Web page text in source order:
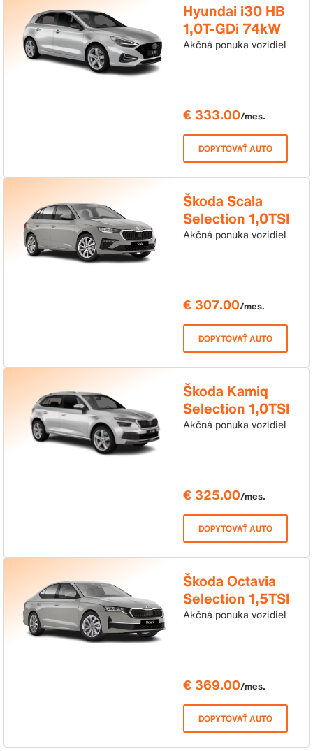
Hyundai i30 HB
1,0T-GDi 74kW
7DCT Family
Akčná ponuka vozidiel
€ 333.00/mes.
DOPYTOVAŤ AUTO
Škoda Scala
Selection 1,0TSI
85kW DSG
Akčná ponuka vozidiel
€ 307.00/mes.
DOPYTOVAŤ AUTO
Škoda Kamiq
Selection 1,0TSI
85kW DSG
Akčná ponuka vozidiel
€ 325.00/mes.
DOPYTOVAŤ AUTO
Škoda Octavia
Selection 1,5TSI
85kW mHEV
Akčná ponuka vozidiel
€ 369.00/mes.
DOPYTOVAŤ AUTO